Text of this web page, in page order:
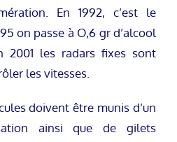
En 1992, c’est le
on passe à O,6 gr d’alcool
2001 les radars fixes sont
les vitesses.
doivent être munis d’un
ainsi que de gilets